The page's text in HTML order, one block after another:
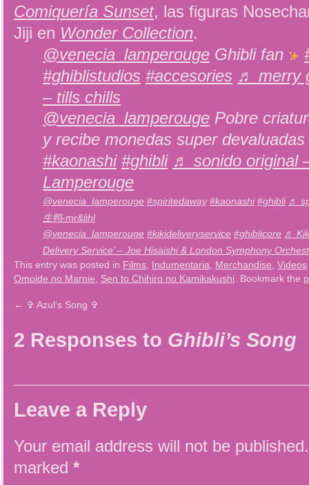
Comiquería Sunset, las figuras
Jiji en Wonder Collection.
@venecia_lamperouge Ghibli fan
#ghiblistudios #accesories ♬ merry
– tills chills
@venecia_lamperouge Pobre
y recibe monedas super
#kaonashi #ghibli ♬ sonido original
Lamperouge
@venecia_lamperouge #spiritedaway #kaonashi #ghibli ♬
生鸭-mr&lihl
@venecia_lamperouge #kikideliveryservice #ghiblicore ♬
Delivery Service’ – Joe Hisaishi & London Symphony
This entry was posted in Films Indumentaria Merchandise Videos
Omoide no Marnie
Sen to Chihiro no Kamikakushi . Bookmark the
← ✞ Azul’s Song ✞
2 Responses to Ghibli’s Song
Leave a Reply
Your email address will not be published.
marked *